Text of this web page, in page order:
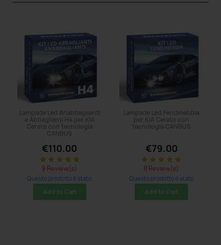
Lampade Led Anabbaglianti
e Abbaglianti H4 per KIA
Cerato con tecnologia
CANBUS
€110.00
star star star star star
9 Review(s)
Questo prodotto è stato
acquistato: 5 times
Add to Cart
Lampade Led Fendinebbia
per KIA Cerato con
tecnologia CANBUS
€79.00
star star star star star
8 Review(s)
Questo prodotto è stato
acquistato: 5 times
Add to Cart